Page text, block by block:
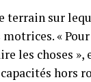
terrain sur
motrices. «
les choses
hors